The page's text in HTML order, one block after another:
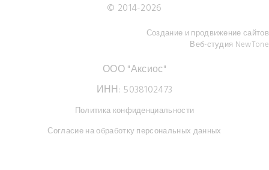
© 2014-2026
Создание и продвижение сайтов
Веб-студия NewTone
ООО "Аксиос"
ИНН: 5038102473
Политика конфиденциальности
Согласие на обработку персональных данных